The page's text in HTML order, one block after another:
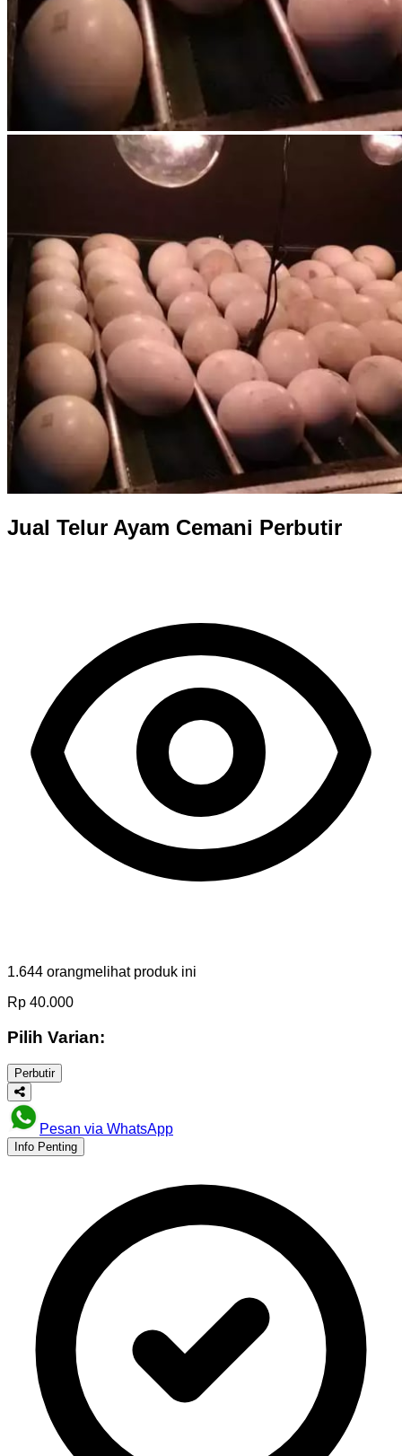
Jual Telur Ayam Cemani Perbutir
1.644 orangmelihat produk ini
Rp 40.000
Pilih Varian:
Perbutir
Pesan via WhatsApp
Info Penting